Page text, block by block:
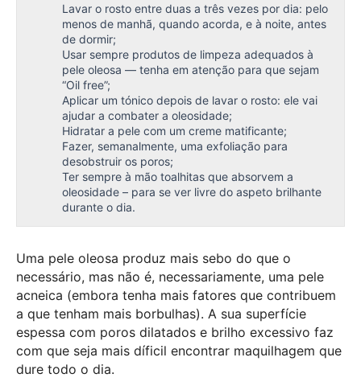
Lavar o rosto entre duas a três vezes por dia: pelo
menos de manhã, quando acorda, e à noite, antes
de dormir;
Usar sempre produtos de limpeza adequados à
pele oleosa — tenha em atenção para que sejam
“Oil free”;
Aplicar um tónico depois de lavar o rosto: ele vai
ajudar a combater a oleosidade;
Hidratar a pele com um creme matificante;
Fazer, semanalmente, uma exfoliação para
desobstruir os poros;
Ter sempre à mão toalhitas que absorvem a
oleosidade – para se ver livre do aspeto brilhante
durante o dia.
Uma pele oleosa produz mais sebo do que o
necessário, mas não é, necessariamente, uma pele
acneica (embora tenha mais fatores que contribuem
a que tenham mais borbulhas). A sua superfície
espessa com poros dilatados e brilho excessivo faz
com que seja mais díficil encontrar maquilhagem que
dure todo o dia.